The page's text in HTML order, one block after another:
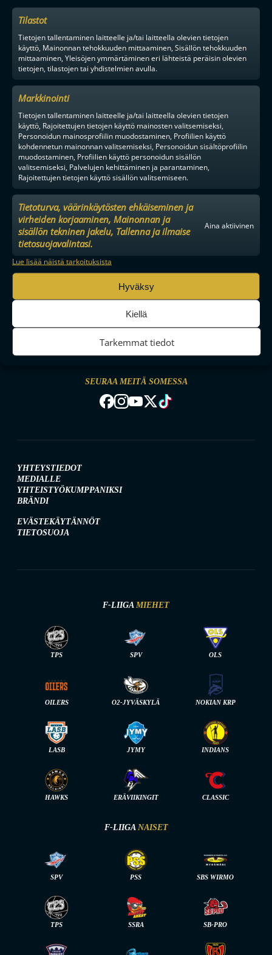
Tilastot
Tietojen tallentaminen laitteelle ja/tai laitteella olevien tietojen
käyttö, Mainonnan tehokkuuden mittaaminen, Sisällön tehokkuuden
mittaaminen, Yleisöjen ymmärtäminen eri lähteistä peräisin olevien
tietojen, tilastojen tai yhdistelmien avulla.
Markkinointi
Tietojen tallentaminen laitteelle ja/tai laitteella olevien tietojen
käyttö, Rajoitettujen tietojen käyttö mainosten valitsemiseksi,
Personoidun mainosprofiilin muodostaminen, Profiilien käyttö
kohdennetun mainonnan valitsemiseksi, Personoidun sisältöprofiilin
muodostaminen, Profiilien käyttö personoidun sisällön
valitsemiseksi, Palvelujen kehittäminen ja parantaminen,
Rajoitettujen tietojen käyttö sisällön valitsemiseen.
Tietoturva, väärinkäytösten ehkäiseminen ja
virheiden korjaaminen, Mainonnan ja
sisällön tekninen jakelu, Tallenna ja ilmaise
tietosuojavalintasi.
Aina aktiivinen
Lue lisää näistä tarkoituksista
Hyväksy
Kiellä
Tarkemmat tiedot
MAAILMAN VIIHDYTTÄVINTÄ SALIBANDYA
SEURAA MEITÄ SOMESSA
YHTEYSTIEDOT
MEDIALLE
YHTEISTYÖKUMPPANIKSI
BRÄNDI
EVÄSTEKÄYTÄNNÖT
TIETOSUOJA
F-LIIGA MIEHET
TPS SPV OLS
OILERS O2-JYVÄSKYLÄ NOKIAN KRP
LASB JYMY INDIANS
HAWKS ERÄVIIKINGIT CLASSIC
F-LIIGA NAISET
SPV PSS SBS WIRMO
TPS SSRA SB-PRO